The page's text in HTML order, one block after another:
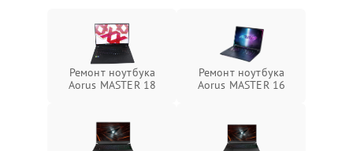
Ремонт ноутбука
Aorus MASTER 18
Ремонт ноутбука
Aorus MASTER 16